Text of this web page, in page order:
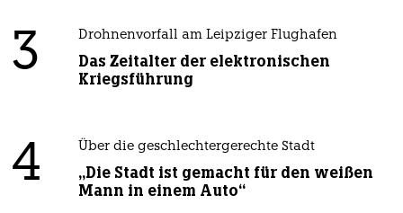
3 Drohnenvorfall am Leipziger Flughafen
Das Zeitalter der elektronischen
Kriegsführung
4 Über die geschlechtergerechte Stadt
„Die Stadt ist gemacht für den weißen
Mann in einem Auto“